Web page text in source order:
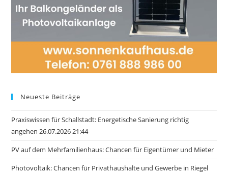
Neueste Beiträge
Praxiswissen für Schallstadt: Energetische Sanierung richtig
angehen 26.07.2026 21:44
PV auf dem Mehrfamilienhaus: Chancen für Eigentümer und Mieter
Photovoltaik: Chancen für Privathaushalte und Gewerbe in Riegel